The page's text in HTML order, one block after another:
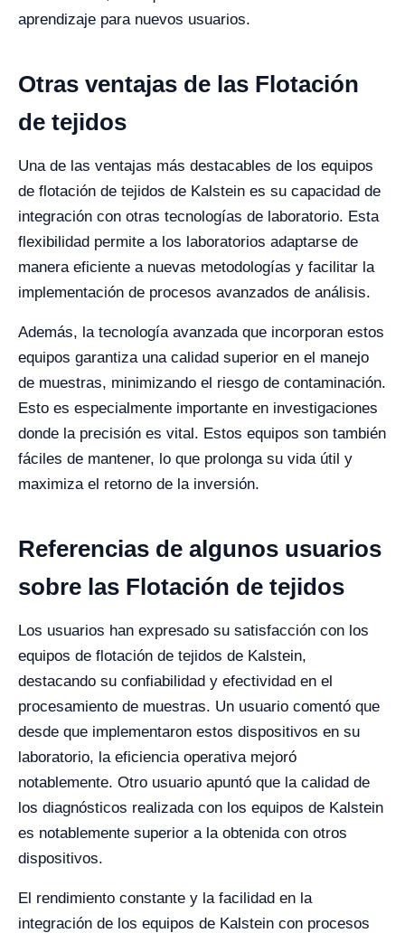
aprendizaje para nuevos usuarios.
Otras ventajas de las Flotación
de tejidos
Una de las ventajas más destacables de los equipos
de flotación de tejidos de Kalstein es su capacidad de
integración con otras tecnologías de laboratorio. Esta
flexibilidad permite a los laboratorios adaptarse de
manera eficiente a nuevas metodologías y facilitar la
implementación de procesos avanzados de análisis.
Además, la tecnología avanzada que incorporan estos
equipos garantiza una calidad superior en el manejo
de muestras, minimizando el riesgo de contaminación.
Esto es especialmente importante en investigaciones
donde la precisión es vital. Estos equipos son también
fáciles de mantener, lo que prolonga su vida útil y
maximiza el retorno de la inversión.
Referencias de algunos usuarios
sobre las Flotación de tejidos
Los usuarios han expresado su satisfacción con los
equipos de flotación de tejidos de Kalstein,
destacando su confiabilidad y efectividad en el
procesamiento de muestras. Un usuario comentó que
desde que implementaron estos dispositivos en su
laboratorio, la eficiencia operativa mejoró
notablemente. Otro usuario apuntó que la calidad de
los diagnósticos realizada con los equipos de Kalstein
es notablemente superior a la obtenida con otros
dispositivos.
El rendimiento constante y la facilidad en la
integración de los equipos de Kalstein con procesos